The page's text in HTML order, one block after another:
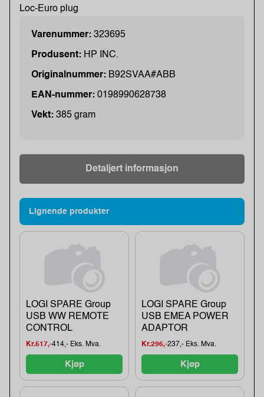
Loc-Euro plug
Varenummer: 323695
Produsent: HP INC.
Originalnummer: B92SVAA#ABB
EAN-nummer: 0198990628738
Vekt: 385 gram
Detaljert informasjon
Lignende produkter
LOGI SPARE Group
USB WW REMOTE
CONTROL
Kr.517,-414,- Eks. Mva.
Kjøp
LOGI SPARE Group
USB EMEA POWER
ADAPTOR
Kr.296,-237,- Eks. Mva.
Kjøp